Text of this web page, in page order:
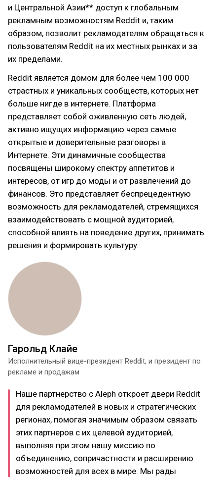
и Центральной Азии** доступ к глобальным
рекламным возможностям Reddit и, таким
образом, позволит рекламодателям обращаться к
пользователям Reddit на их местных рынках и за
их пределами.
Reddit является домом для более чем 100 000
страстных и уникальных сообществ, которых нет
больше нигде в интернете. Платформа
представляет собой оживленную сеть людей,
активно ищущих информацию через самые
открытые и доверительные разговоры в
Интернете. Эти динамичные сообщества
посвящены широкому спектру аппетитов и
интересов, от игр до моды и от развлечений до
финансов. Это представляет беспрецедентную
возможность для рекламодателей, стремящихся
взаимодействовать с мощной аудиторией,
способной влиять на поведение других, принимать
решения и формировать культуру.
Гарольд Клайе
Исполнительный вице-президент Reddit, и президент по
рекламе и продажам
Наше партнерство с Aleph откроет двери Reddit
для рекламодателей в новых и стратегических
регионах, помогая значимым образом связать
этих партнеров с их целевой аудиторией,
выполняя при этом нашу миссию по
объединению, сопричастности и расширению
возможностей для всех в мире. Мы рады